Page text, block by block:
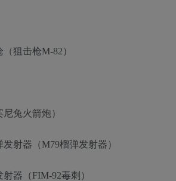
狙击枪M-82）
兔火箭炮）
射器（M79榴弹发射器）
器（FIM-92毒刺）